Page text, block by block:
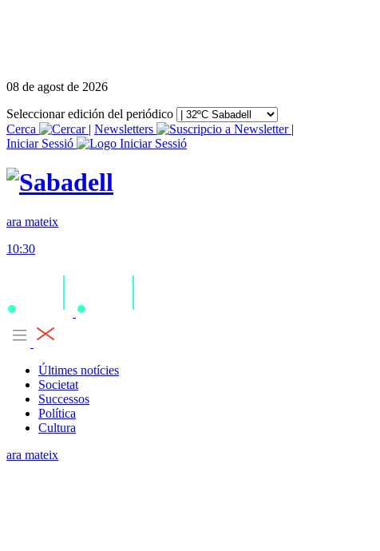
08 de agost de 2026
Seleccionar edición del periódico
Cerca
| Newsletters
|
Iniciar Sessió
ara mateix
10:30
Últimes notícies
Societat
Successos
Política
Cultura
ara mateix